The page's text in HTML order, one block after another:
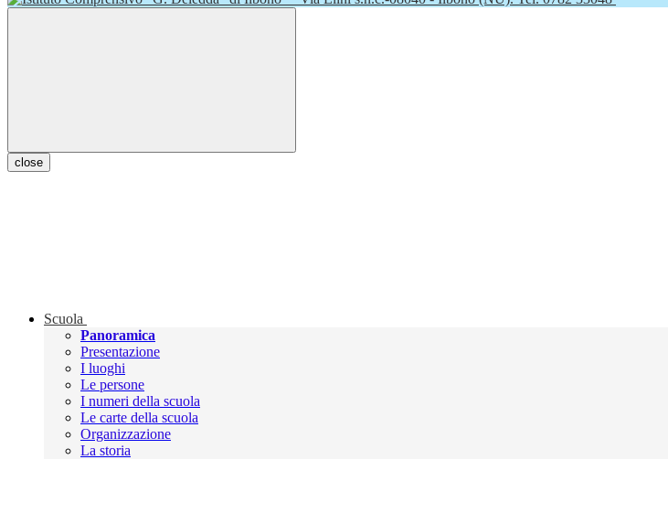
close
Scuola
Panoramica
Presentazione
I luoghi
Le persone
I numeri della scuola
Le carte della scuola
Organizzazione
La storia